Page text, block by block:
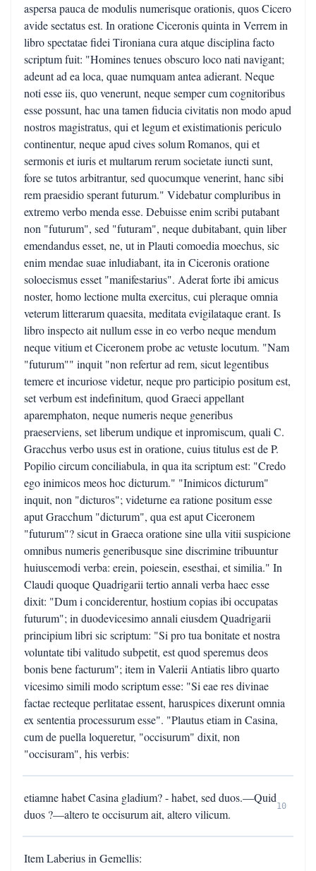
aspersa pauca de modulis numerisque orationis, quos Cicero
avide sectatus est. In oratione Ciceronis quinta in Verrem in
libro spectatae fidei Tironiana cura atque disciplina facto
scriptum fuit: "Homines tenues obscuro loco nati navigant;
adeunt ad ea loca, quae numquam antea adierant. Neque
noti esse iis, quo venerunt, neque semper cum cognitoribus
esse possunt, hac una tamen fiducia civitatis non modo apud
nostros magistratus, qui et legum et existimationis periculo
continentur, neque apud cives solum Romanos, qui et
sermonis et iuris et multarum rerum societate iuncti sunt,
fore se tutos arbitrantur, sed quocumque venerint, hanc sibi
rem praesidio sperant futurum." Videbatur compluribus in
extremo verbo menda esse. Debuisse enim scribi putabant
non "futurum", sed "futuram", neque dubitabant, quin liber
emendandus esset, ne, ut in Plauti comoedia moechus, sic
enim mendae suae inludiabant, ita in Ciceronis oratione
soloecismus esset "manifestarius". Aderat forte ibi amicus
noster, homo lectione multa exercitus, cui pleraque omnia
veterum litterarum quaesita, meditata evigilataque erant. Is
libro inspecto ait nullum esse in eo verbo neque mendum
neque vitium et Ciceronem probe ac vetuste locutum. "Nam
"futurum"" inquit "non refertur ad rem, sicut legentibus
temere et incuriose videtur, neque pro participio positum est,
set verbum est indefinitum, quod Graeci appellant
aparemphaton, neque numeris neque generibus
praeserviens, set liberum undique et inpromiscum, quali C.
Gracchus verbo usus est in oratione, cuius titulus est de P.
Popilio circum conciliabula, in qua ita scriptum est: "Credo
ego inimicos meos hoc dicturum." "Inimicos dicturum"
inquit, non "dicturos"; videturne ea ratione positum esse
aput Gracchum "dicturum", qua est aput Ciceronem
"futurum"? sicut in Graeca oratione sine ulla vitii suspicione
omnibus numeris generibusque sine discrimine tribuuntur
huiuscemodi verba: erein, poiesein, esesthai, et similia." In
Claudi quoque Quadrigarii tertio annali verba haec esse
dixit: "Dum i conciderentur, hostium copias ibi occupatas
futurum"; in duodevicesimo annali eiusdem Quadrigarii
principium libri sic scriptum: "Si pro tua bonitate et nostra
voluntate tibi valitudo subpetit, est quod speremus deos
bonis bene facturum"; item in Valerii Antiatis libro quarto
vicesimo simili modo scriptum esse: "Si eae res divinae
factae recteque perlitatae essent, haruspices dixerunt omnia
ex sententia processurum esse". "Plautus etiam in Casina,
cum de puella loqueretur, "occisurum" dixit, non
"occisuram", his verbis:
etiamne habet Casina gladium? - habet, sed duos.—Quid
duos ?—altero te occisurum ait, altero vilicum.
10
Item Laberius in Gemellis: